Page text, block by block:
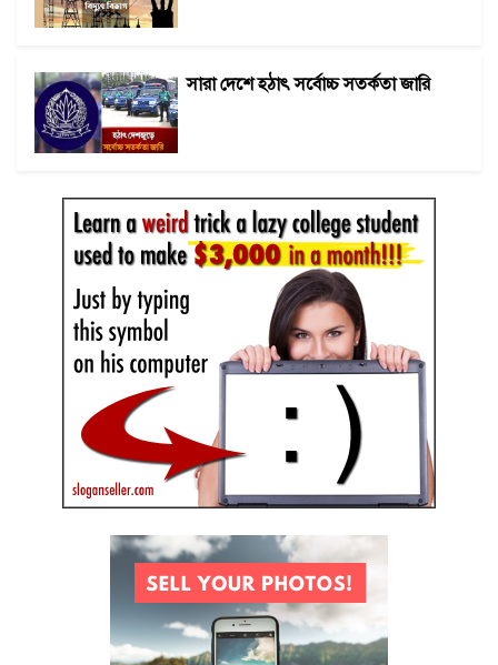
সারা দেশে হঠাৎ সর্বোচ্চ সতর্কতা জা‌রি